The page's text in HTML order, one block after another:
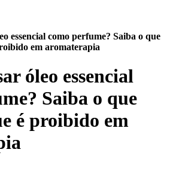
essencial como perfume? Saiba o que
em aromaterapia
óleo essencial
Saiba o que
é proibido em